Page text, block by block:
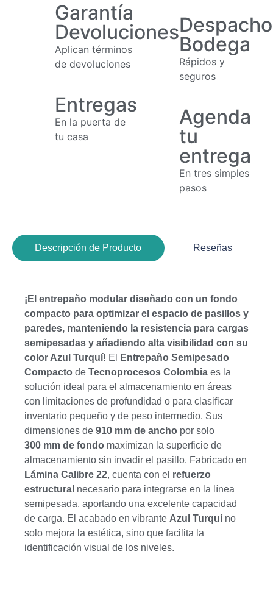
Garantía
Devoluciones
Aplican términos
de devoluciones
Bodega
Rápidos y
seguros
Entregas
En la puerta de
tu casa
Agenda
tu
entrega
En tres simples
pasos
Descripción de Producto Reseñas
¡El entrepaño modular diseñado con un fondo
compacto para optimizar el espacio de pasillos y
paredes, manteniendo la resistencia para cargas
semipesadas y añadiendo alta visibilidad con su
color Azul Turquí! El
Entrepaño Semipesado
Compacto de Tecnoprocesos Colombia es la
solución ideal para el almacenamiento en áreas
con limitaciones de profundidad o para clasificar
inventario pequeño y de peso intermedio. Sus
dimensiones de 910 mm de ancho por solo
300 mm de fondo maximizan la superficie de
almacenamiento sin invadir el pasillo. Fabricado en
Lámina Calibre 22, cuenta con el refuerzo
estructural necesario para integrarse en la línea
semipesada, aportando una excelente capacidad
de carga. El acabado en vibrante Azul Turquí no
solo mejora la estética, sino que facilita la
identificación visual de los niveles.